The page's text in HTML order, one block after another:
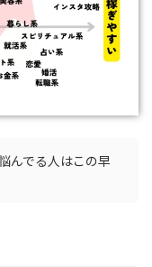
んでる人はこの早